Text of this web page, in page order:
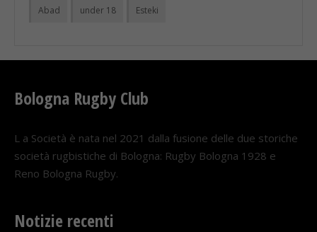
Abad under 18 Esteki
Bologna Rugby Club
L a Società è nata nel 2021 dalla fusione delle due storiche
società rugbistiche di Bologna: Rugby Bologna 1928 e
Reno Bologna Rugby.
Notizie recenti